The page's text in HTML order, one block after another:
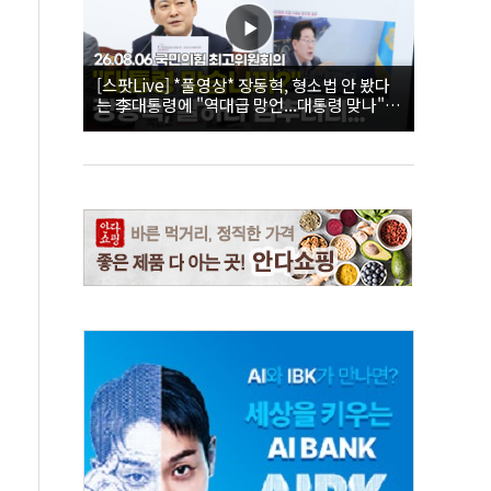
[스팟Live] *풀영상* 장동혁, 형소법 안 봤다
는 李대통령에 "역대급 망언...대통령 맞나"｜
26.08.06 국민의힘 최고위원회의